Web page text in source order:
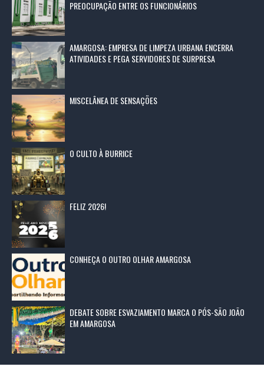
PREOCUPAÇÃO ENTRE OS FUNCIONÁRIOS
AMARGOSA: EMPRESA DE LIMPEZA URBANA ENCERRA
ATIVIDADES E PEGA SERVIDORES DE SURPRESA
MISCELÂNEA DE SENSAÇÕES
O CULTO À BURRICE
FELIZ 2026!
CONHEÇA O OUTRO OLHAR AMARGOSA
DEBATE SOBRE ESVAZIAMENTO MARCA O PÓS-SÃO JOÃO
EM AMARGOSA